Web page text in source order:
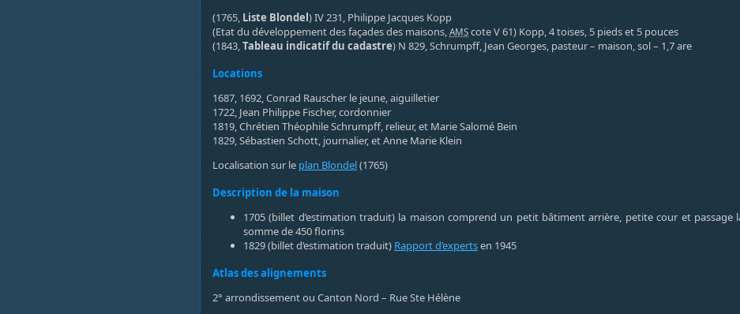
(1765, Liste Blondel) IV 231, Philippe Jacques Kopp
(Etat du développement des façades des maisons, AMScote V 61) Kopp, 4 toises, 5 pieds et 5 pouces
(1843, Tableau indicatif du cadastre) N 829, Schrumpff, Jean Georges, pasteur – maison, sol – 1,7 are
Locations
1687, 1692, Conrad Rauscher le jeune, aiguilletier
1722, Jean Philippe Fischer, cordonnier
1819, Chrétien Théophile Schrumpff, relieur, et Marie Salomé Bein
1829, Sébastien Schott, journalier, et Anne Marie Klein
Localisation sur le plan Blondel(1765)
Description de la maison
1705 (billet d’estimation traduit) la maison comprend un petit bâtiment arrière, petite cour et passage
somme de 450 florins
1829 (billet d’estimation traduit) Rapport d’expertsen 1945
Atlas des alignements
2° arrondissement ou Canton Nord – Rue Ste Hélène